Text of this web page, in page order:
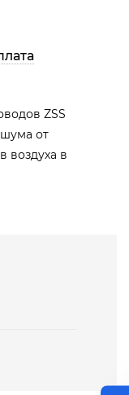
ZSS
от
воздуха в